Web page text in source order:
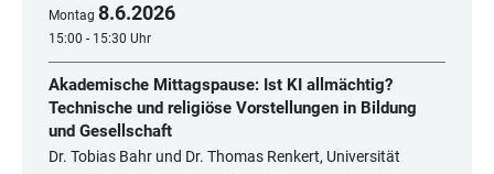
Montag 8.6.2026
15:00 - 15:30 Uhr
Akademische Mittagspause: Ist KI allmächtig?
Technische und religiöse Vorstellungen in Bildung
und Gesellschaft
Dr. Tobias Bahr und Dr. Thomas Renkert, Universität